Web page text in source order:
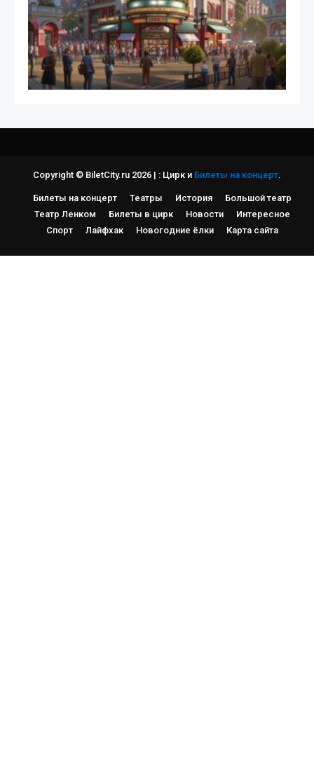
Copyright © BiletCity.ru 2026 | : Цирк и Билеты на концерт.
Билеты на концерт Театры История
Большой театр
Театр Ленком
Билеты в цирк Новости
Интересное
Спорт
Лайфхак Новогодние ёлки Карта сайта